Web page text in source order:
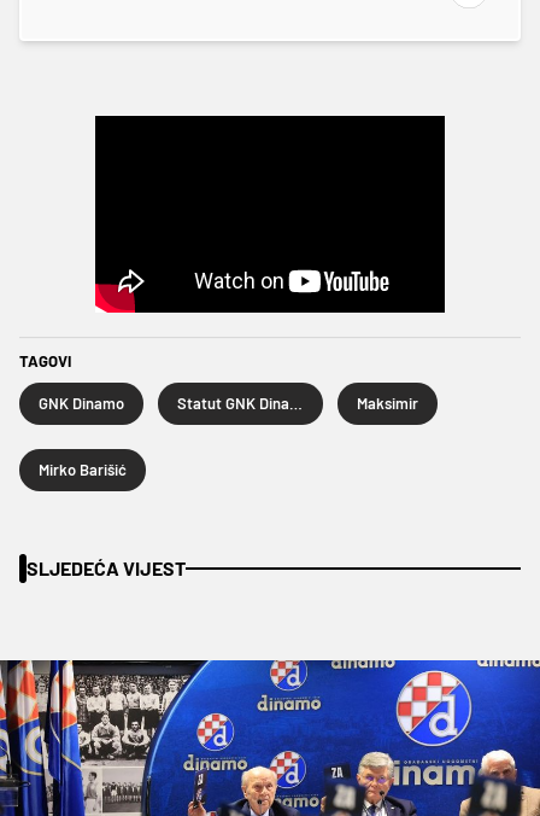
TAGOVI
GNK Dinamo Maksimir
Mirko Barišić
SLJEDEĆA VIJEST